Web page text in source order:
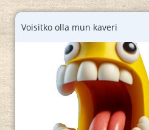
Voisitko olla mun kaveri